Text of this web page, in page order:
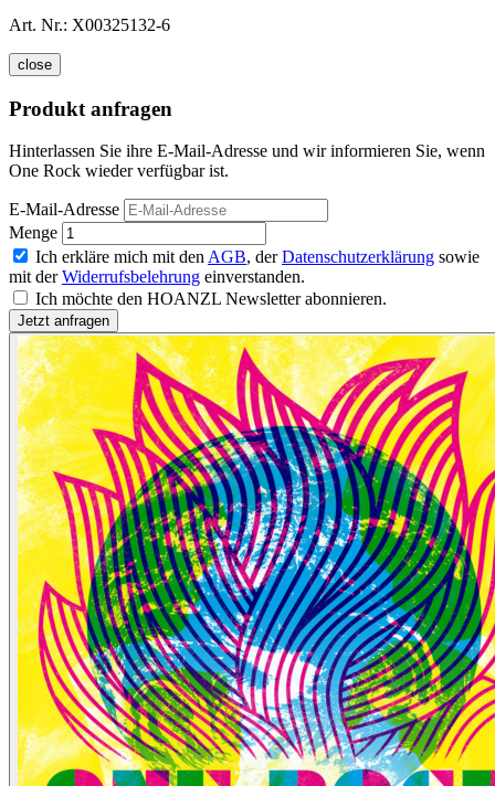
Art. Nr.: X00325132-6
close
Produkt anfragen
Hinterlassen Sie ihre E-Mail-Adresse und wir informieren Sie, wenn
One Rock wieder verfügbar ist.
E-Mail-Adresse
Menge
Ich erkläre mich mit den AGB, derDatenschutzerklärung sowie
mit derWiderrufsbelehrung einverstanden.
Ich möchte den HOANZL Newsletter abonnieren.